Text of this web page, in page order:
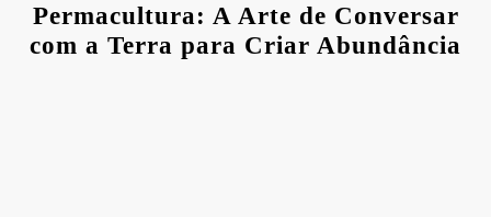
Permacultura: A Arte de Conversar
com a Terra para Criar Abundância